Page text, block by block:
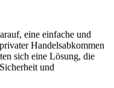
eine einfache und
Handelsabkommen
sich eine Lösung, die
und